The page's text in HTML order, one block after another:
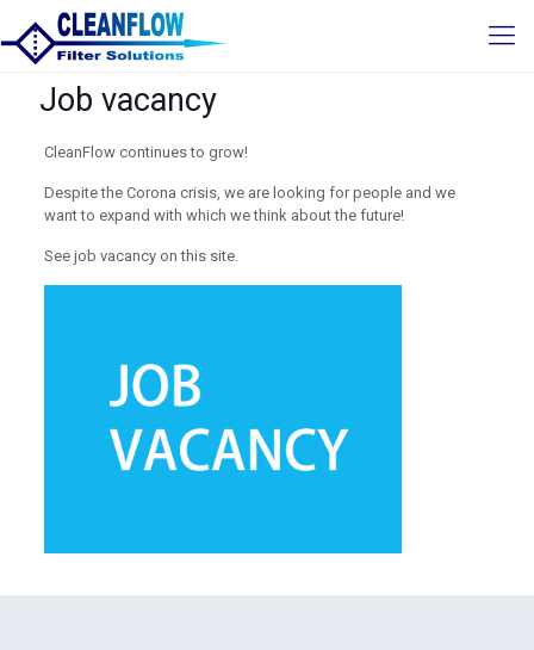
Job vacancy
CleanFlow continues to grow!
Despite the Corona crisis, we are looking for people and we
want to expand with which we think about the future!
See job vacancy on this site.